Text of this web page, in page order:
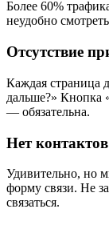
Более 60%
неудобно
Отсутствие
Каждая страница
дальше?» Кнопка
— обязательна.
Нет контактов
Удивительно, но
форму связи. Не
связаться.